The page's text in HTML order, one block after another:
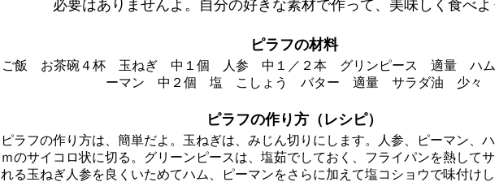
必要はありませんよ。自分の好きな素材で作って、美味しく食べよ
ピラフの材料
ご飯 お茶碗４杯 玉ねぎ 中１個 人参 中１／２本 グリンピース 適量 ハ
ーマン 中２個 塩 こしょう バター 適量 サラダ油 少々
ピラフの作り方（レシピ）
ピラフの作り方は、簡単だよ。玉ねぎは、みじん切りにします。人参、ピーマン、
ｍのサイコロ状に切る。グリーンピースは、塩茹でしておく、フライパンを熱して
れる玉ねぎ人参を良くいためてハム、ピーマンをさらに加えて塩コショウで味付け